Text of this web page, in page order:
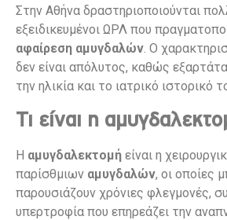
Στην Αθήνα δραστηριοποιούνται
εξειδικευμένοι ΩΡΛ που
αφαίρεση αμυγδαλών. Ο
δεν είναι απόλυτος, καθώς
την ηλικία και το ιατρικό ιστορικό
Τι είναι η
Η αμυγδαλεκτομή είναι η
παρίσθμιων αμυγδαλών, οι οποίες
παρουσιάζουν χρόνιες φλεγμονές,
υπερτροφία που επηρεάζει την